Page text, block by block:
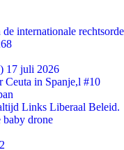
internationale rechtsorde
17 juli 2026
Ceuta in Spanje,l #10
Links Liberaal Beleid.
drone